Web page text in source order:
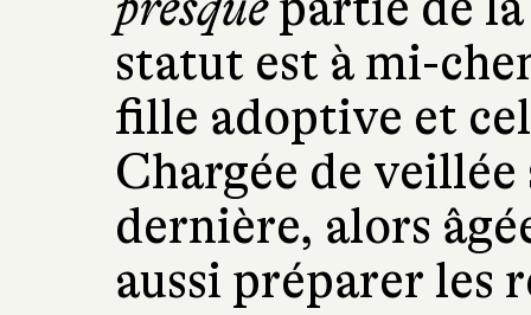
statut est à mi-
fille adoptive et
Chargée de
dernière, alors
aussi préparer les